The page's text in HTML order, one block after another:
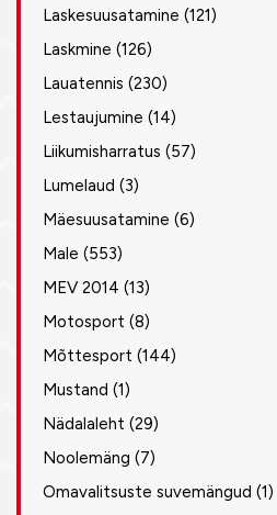
Laskesuusatamine (121)
Laskmine (126)
Lauatennis (230)
Lestaujumine (14)
Liikumisharratus (57)
Lumelaud (3)
Mäesuusatamine (6)
Male (553)
MEV 2014 (13)
Motosport (8)
Mõttesport (144)
Mustand (1)
Nädalaleht (29)
Noolemäng (7)
Omavalitsuste suvemängud (1)